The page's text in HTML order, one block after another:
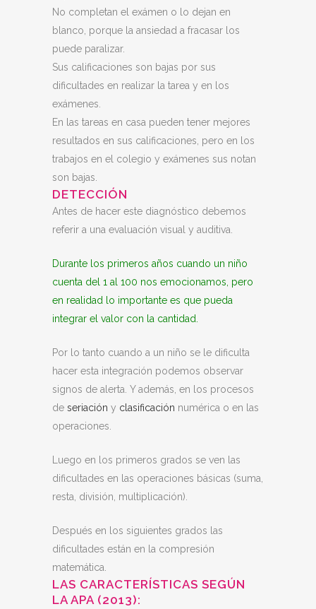
No completan el exámen o lo dejan en
blanco, porque la ansiedad a fracasar los
puede paralizar.
Sus calificaciones son bajas por sus
dificultades en realizar la tarea y en los
exámenes.
En las tareas en casa pueden tener mejores
resultados en sus calificaciones, pero en los
trabajos en el colegio y exámenes sus notan
son bajas.
DETECCIÓN
Antes de hacer este diagnóstico debemos
referir a una evaluación visual y auditiva.
Durante los primeros años cuando un niño
cuenta del 1 al 100 nos emocionamos, pero
en realidad lo importante es que pueda
integrar el valor con la cantidad.
Por lo tanto cuando a un niño se le dificulta
hacer esta integración podemos observar
signos de alerta. Y además, en los procesos
de seriación y clasificación numérica o en las
operaciones.
Luego en los primeros grados se ven las
dificultades en las operaciones básicas (suma,
resta, división, multiplicación).
Después en los siguientes grados las
dificultades están en la compresión
matemática.
LAS CARACTERÍSTICAS SEGÚN
LA APA (2013):